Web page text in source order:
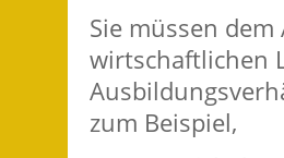
Sie müssen
wirtschaftlichen
zum Beispiel,